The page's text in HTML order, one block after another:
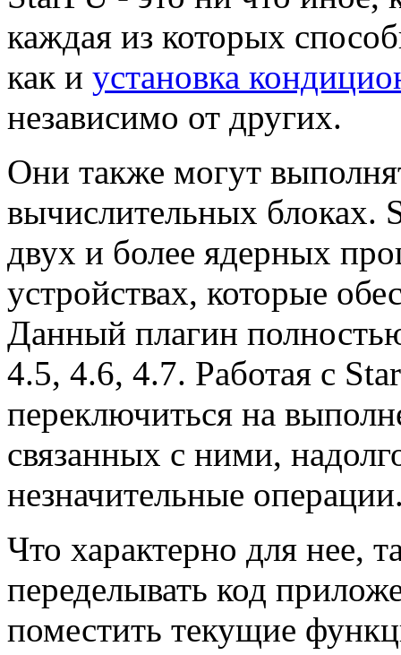
каждая из которых
как и установка
независимо от других.
Они также могут
вычислительных блоках.
двух и более ядерных
устройствах, которые
Данный плагин
4.5, 4.6, 4.7. Работая с
переключиться на
связанных с ними,
незначительные
Что характерно для нее,
переделывать код
поместить текущие